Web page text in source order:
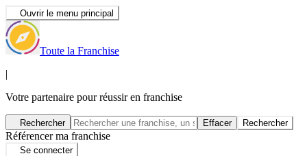
Ouvrir le menu principal
Toute la Franchise
|
Votre partenaire pour réussir en franchise
Rechercher Effacer Rechercher
Référencer ma franchise
Se connecter